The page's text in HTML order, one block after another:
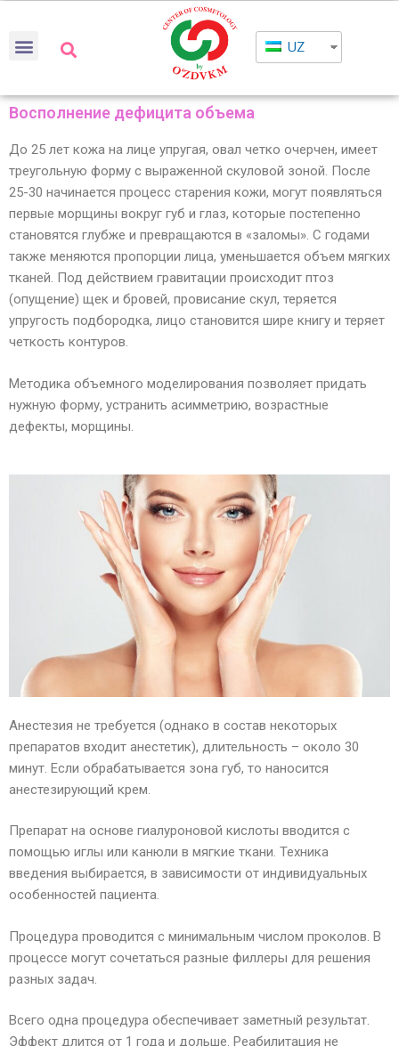
UZ
Восполнение дефицита объема
До 25 лет кожа на лице упругая, овал четко очерчен, имеет
треугольную форму с выраженной скуловой зоной. После
25-30 начинается процесс старения кожи, могут появляться
первые морщины вокруг губ и глаз, которые постепенно
становятся глубже и превращаются в «заломы». С годами
также меняются пропорции лица, уменьшается объем мягких
тканей. Под действием гравитации происходит птоз
(опущение) щек и бровей, провисание скул, теряется
упругость подбородка, лицо становится шире книгу и теряет
четкость контуров.
Методика объемного моделирования позволяет придать
нужную форму, устранить асимметрию, возрастные
дефекты, морщины.
Анестезия не требуется (однако в состав некоторых
препаратов входит анестетик), длительность – около 30
минут. Если обрабатывается зона губ, то наносится
анестезирующий крем.
Препарат на основе гиалуроновой кислоты вводится с
помощью иглы или канюли в мягкие ткани. Техника
введения выбирается, в зависимости от индивидуальных
особенностей пациента.
Процедура проводится с минимальным числом проколов. В
процессе могут сочетаться разные филлеры для решения
разных задач.
Всего одна процедура обеспечивает заметный результат.
Эффект длится от 1 года и дольше. Реабилитация не